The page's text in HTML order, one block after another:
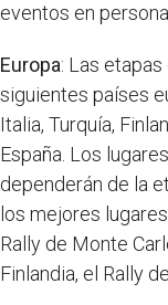
eventos en persona.
Europa: Las
siguientes países
Italia, Turquía,
España. Los
dependerán de la
los mejores
Rally de Monte
Finlandia, el Rally